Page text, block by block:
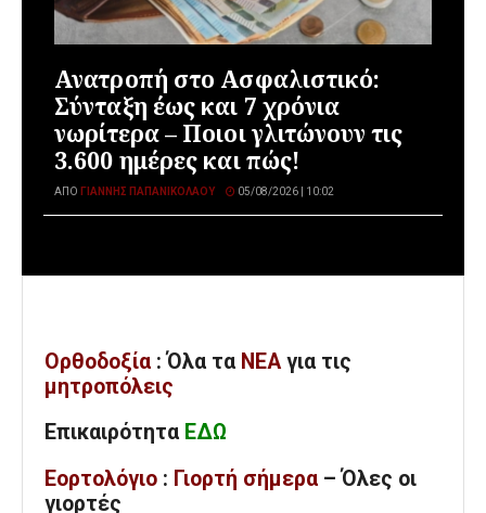
Ανατροπή στο Ασφαλιστικό:
Σύνταξη έως και 7 χρόνια
νωρίτερα – Ποιοι γλιτώνουν τις
3.600 ημέρες και πώς!
ΑΠΌ ΓΙΆΝΝΗΣ ΠΑΠΑΝΙΚΟΛΆΟΥ 05/08/2026 | 10:02
Ορθοδοξία : Όλα τα ΝΕΑ για τις
μητροπόλεις
Επικαιρότητα ΕΔΩ
Εορτολόγιο : Γιορτή σήμερα – Όλες οι
γιορτές